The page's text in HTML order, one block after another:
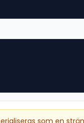
som en